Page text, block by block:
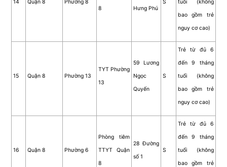
14 Quận 8
Phường 8
8
Hưng Phú
S
tuổi (không
bao gồm trẻ
nguy cơ cao)
15 Quận 8 Phường 13
TYT Phường
13
59 Lương
Ngọc
Quyến
S
Trẻ từ đủ 6
đến 9 tháng
tuổi (không
bao gồm trẻ
nguy cơ cao)
16 Quận 8 Phường 6
Phòng tiêm
TTYT Quận
8
28 Đường
số 1
S
Trẻ từ đủ 6
đến 9 tháng
tuổi (không
bao gồm trẻ